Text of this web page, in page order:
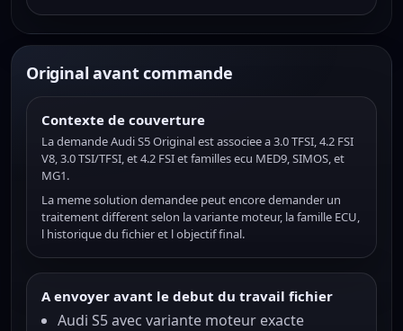
Original avant commande
Contexte de couverture
La demande Audi S5 Original est associee a 3.0 TFSI, 4.2 FSI
V8, 3.0 TSI/TFSI, et 4.2 FSI et familles ecu MED9, SIMOS, et
MG1.
La meme solution demandee peut encore demander un
traitement different selon la variante moteur, la famille ECU,
l historique du fichier et l objectif final.
A envoyer avant le debut du travail fichier
Audi S5 avec variante moteur exacte